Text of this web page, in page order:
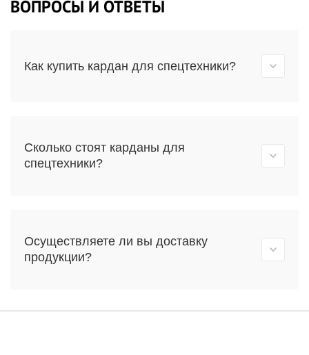
ВОПРОСЫ И ОТВЕТЫ
Как купить кардан для спецтехники?
Сколько стоят карданы для
спецтехники?
Осуществляете ли вы доставку
продукции?